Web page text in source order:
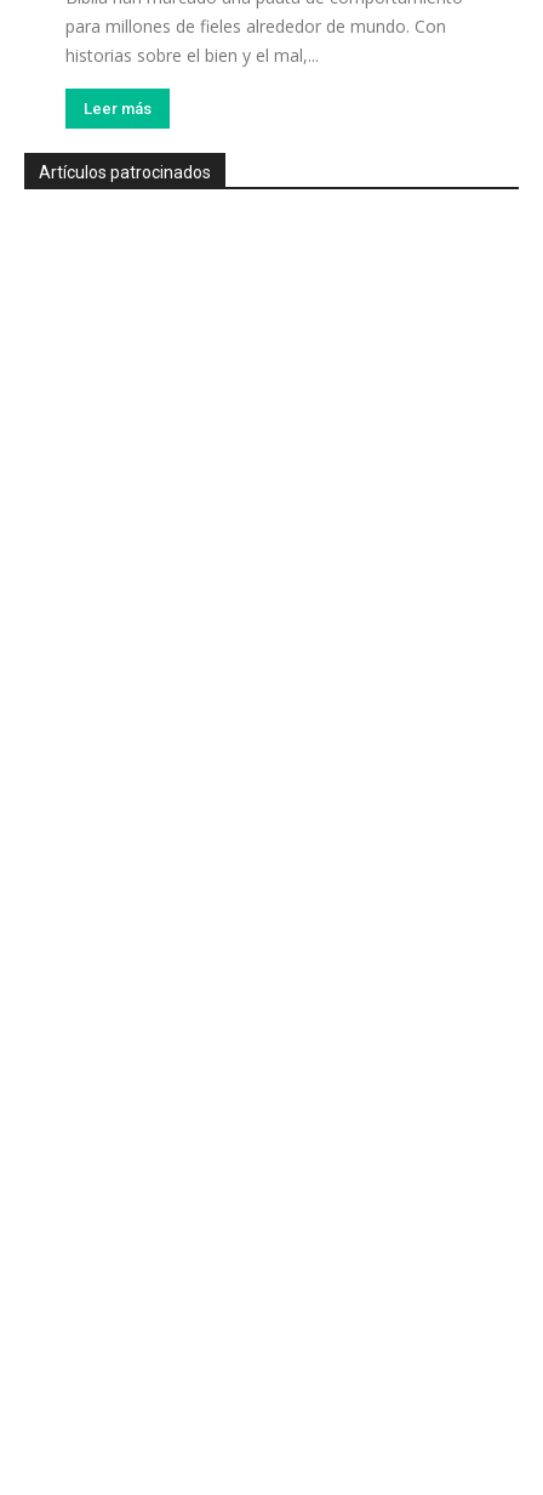
para millones de fieles alrededor de mundo. Con
historias sobre el bien y el mal,...
Leer más
Artículos patrocinados